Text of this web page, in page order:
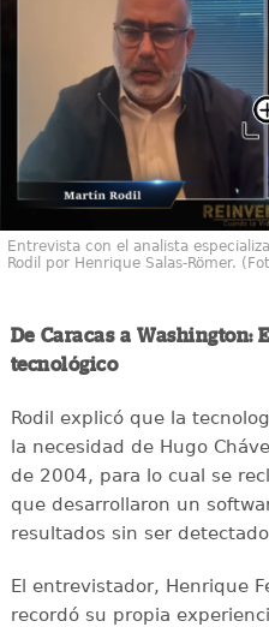
Entrevista con el analista
Rodil por Henrique Salas-Römer.
De Caracas a Washington:
tecnológico
Rodil explicó que la
la necesidad de Hugo
de 2004, para lo cual se
que desarrollaron un
resultados sin ser
El entrevistador, Henrique
recordó su propia